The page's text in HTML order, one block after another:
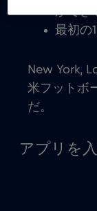
ができ
最初の
New York,
米フットボ
だ。
アプリを